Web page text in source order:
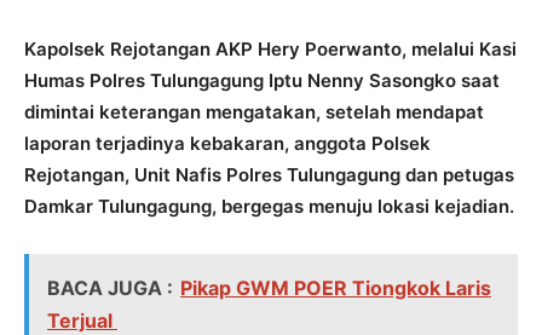
Kapolsek Rejotangan AKP Hery Poerwanto, melalui Kasi
Humas Polres Tulungagung Iptu Nenny Sasongko saat
dimintai keterangan mengatakan, setelah mendapat
laporan terjadinya kebakaran, anggota Polsek
Rejotangan, Unit Nafis Polres Tulungagung dan petugas
Damkar Tulungagung, bergegas menuju lokasi kejadian.
BACA JUGA : Pikap GWM POER Tiongkok Laris
Terjual